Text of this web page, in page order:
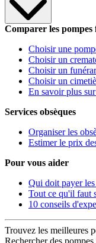
Comparer les pompes
Choisir une
Choisir un
Choisir un
Choisir un
En savoir plus
Services obsèques
Organiser les
Estimer le prix
Pour vous aider
Qui doit payer
Tout ce qu'il faut
10 conseils
Trouvez les meilleures
Rechercher des